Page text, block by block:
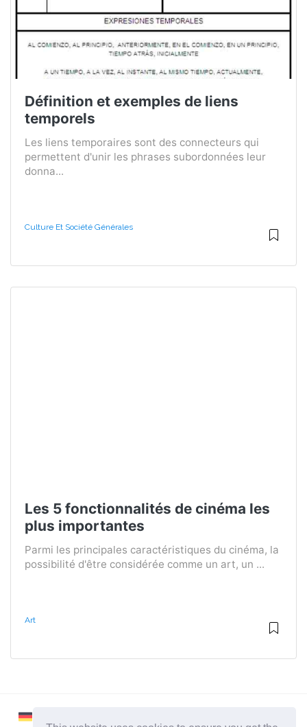
Définition et exemples de liens
temporels
Les liens temporaires sont des connecteurs qui
permettent d'unir les phrases subordonnées leur
donna...
Culture Et Société Générales
Les 5 fonctionnalités de cinéma les
plus importantes
Parmi les principales caractéristiques du cinéma, la
possibilité d'être considérée comme un art, un ...
Art